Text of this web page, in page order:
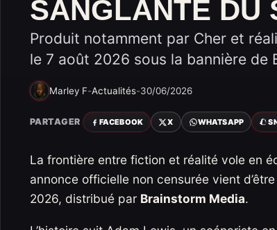
SANGLANTE DU
Produit notamment par Cher et
le 7 août 2026 sous la bannière de
Marley F-Actualités-30/06/2026
PARTAGER FACEBOOK X WHATSAPP
La frontière entre fiction et réalité vole en
annonce officielle non censurée vient
2026, distribué par Brainstorm Media.